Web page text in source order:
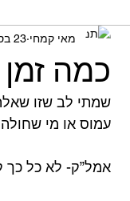
כושר חשיבה
כמה
מאי קמחי 23 בספט׳ 2023
שמתי לב שזו
עמוס או מי
אמל”ק- לא כל כך